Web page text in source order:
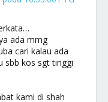
ada mmg
cari kalau ada
sbb kos sgt tinggi
kami di shah